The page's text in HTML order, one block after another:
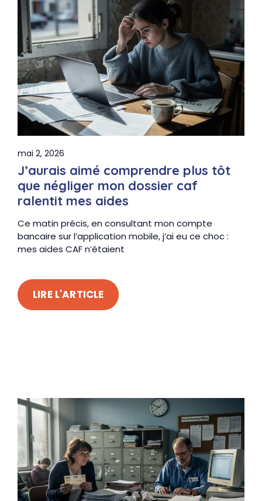
mai 2, 2026
J’aurais aimé comprendre plus tôt
que négliger mon dossier caf
ralentit mes aides
Ce matin précis, en consultant mon compte
bancaire sur l’application mobile, j’ai eu ce choc :
mes aides CAF n’étaient
LIRE L'ARTICLE